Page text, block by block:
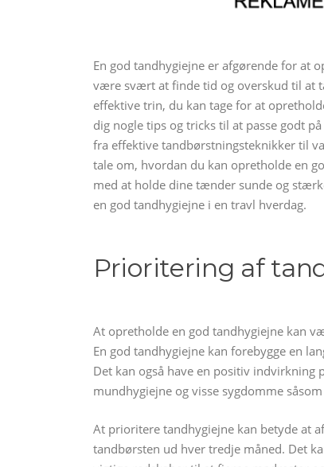
En god tandhygiejne er afgørende for at
være svært at finde tid og overskud til at
effektive trin, du kan tage for at
dig nogle tips og tricks til at passe godt
fra effektive tandbørstningsteknikker til
tale om, hvordan du kan opretholde en
med at holde dine tænder sunde og
en god tandhygiejne i en travl hverdag.
Prioritering af
At opretholde en god tandhygiejne kan
En god tandhygiejne kan forebygge en
Det kan også have en positiv indvirkning
mundhygiejne og visse sygdomme
At prioritere tandhygiejne kan betyde at
tandbørsten ud hver tredje måned. Det